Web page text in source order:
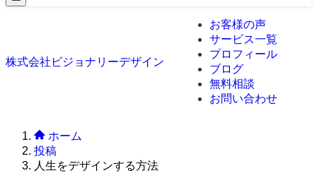
株式会社ビジョナリーデザイン
お客様の声
サービス一覧
プロフィール
ブログ
無料相談
お問い合わせ
ホーム
投稿
人生をデザインする方法